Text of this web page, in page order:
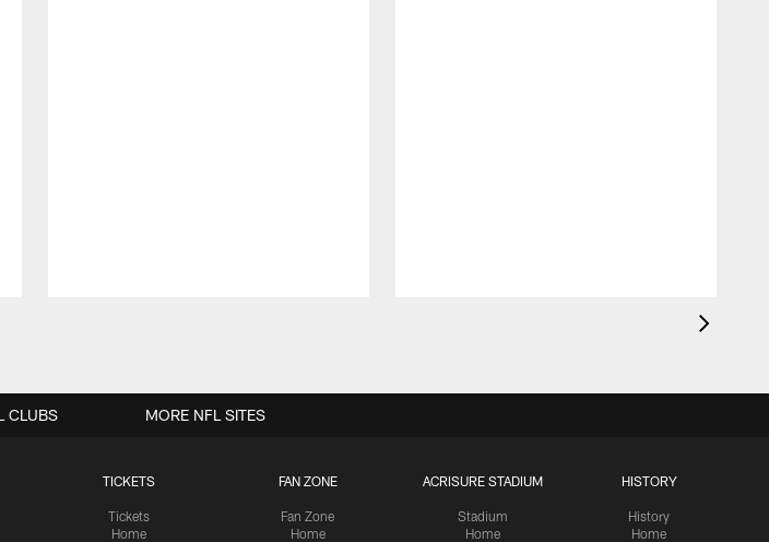
TICKETS
Tickets
Home
FAN ZONE
Fan Zone
Home
ACRISURE STADIUM
Stadium
Home
HISTORY
History
Home
CLUBS MORE NFL SITES